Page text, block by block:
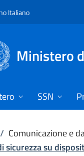
Italiano
Ministero
SSN
/ Comunicazione e
sicurezza su